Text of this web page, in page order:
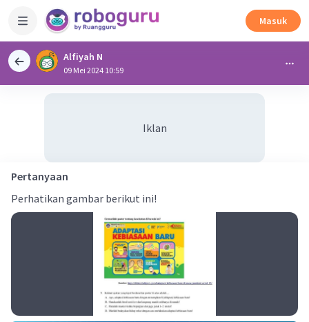
Masuk
Alfiyah N
09 Mei 2024 10:59
Iklan
Pertanyaan
Perhatikan gambar berikut ini!